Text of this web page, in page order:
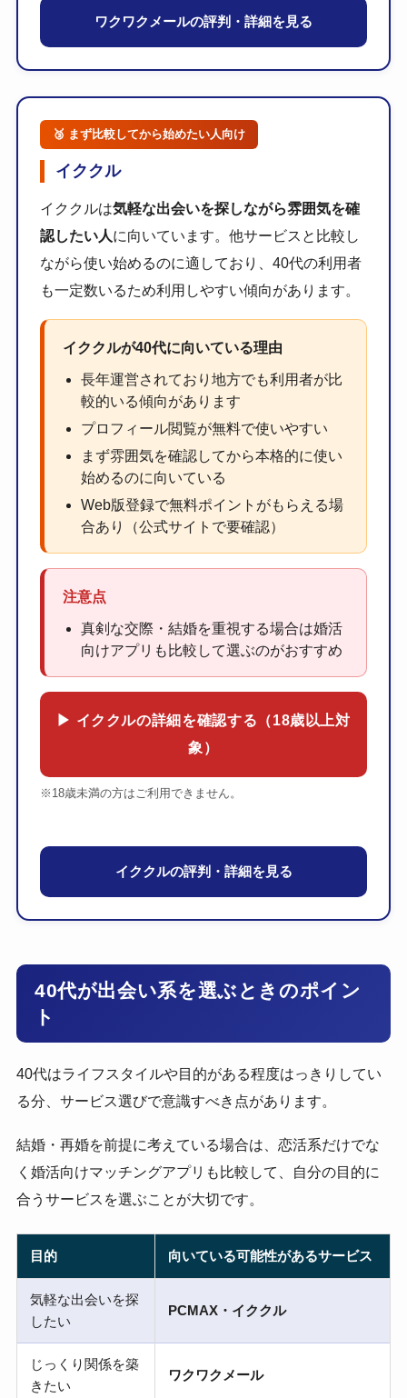
ワクワクメールの評判・詳細を見る
🥉 まず比較してから始めたい人向け
イククル
イククルは気軽な出会いを探しながら雰囲気を確
認したい人に向いています。他サービスと比較し
ながら使い始めるのに適しており、40代の利用者
も一定数いるため利用しやすい傾向があります。
イククルが40代に向いている理由
長年運営されており地方でも利用者が比
較的いる傾向があります
プロフィール閲覧が無料で使いやすい
まず雰囲気を確認してから本格的に使い
始めるのに向いている
Web版登録で無料ポイントがもらえる場
合あり（公式サイトで要確認）
注意点
真剣な交際・結婚を重視する場合は婚活
向けアプリも比較して選ぶのがおすすめ
▶ イククルの詳細を確認する（18歳以上対
象）
※18歳未満の方はご利用できません。
イククルの評判・詳細を見る
40代が出会い系を選ぶときのポイン
ト
40代はライフスタイルや目的がある程度はっきりしてい
る分、サービス選びで意識すべき点があります。
結婚・再婚を前提に考えている場合は、恋活系だけでな
く婚活向けマッチングアプリも比較して、自分の目的に
合うサービスを選ぶことが大切です。
目的 向いている可能性があるサービス
気軽な出会いを探
したい
PCMAX・イククル
じっくり関係を築
きたい
ワクワクメール